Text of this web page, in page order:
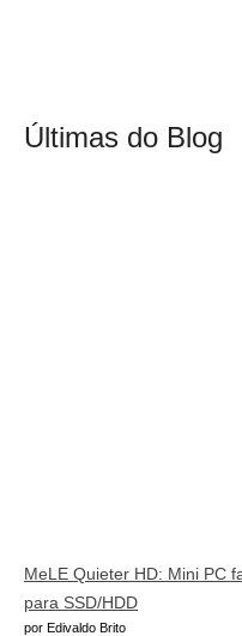
Últimas do Blog
MeLE Quieter HD: Mini PC
para SSD/HDD
por Edivaldo Brito